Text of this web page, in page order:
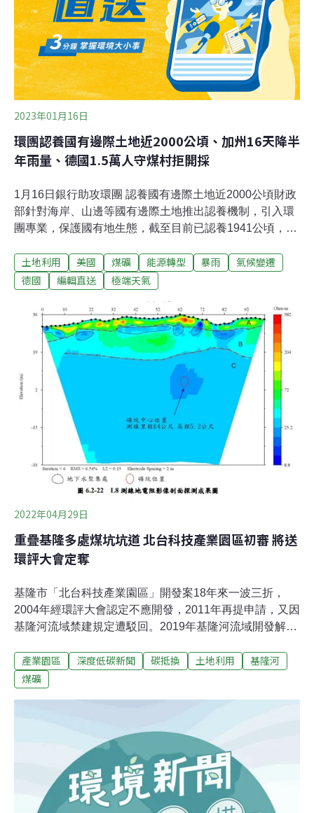
Tipping Point Film Festival）上週開跑，「煤電影」單元
系列的《猴硐煤鄉漫遊》，是影展唯一一部入選的台灣作
品，關注火力發電漸漸退場，隨著煤炭業沒落，傳統能源
如何面臨公正轉型。《猴硐煤鄉漫遊》由五個小短片組
成，透過
2023年01月16日
環團認養國有邊際土地近2000公頃、加州16天降半
年雨量、德國1.5萬人守煤村拒開採
1月16日銀行助攻環團 認養國有邊際土地近2000公頃財政
部針對海岸、山邊等國有邊際土地推出認養機制，引入環
團專業，保護國有地生態，截至目前已認養1941公頃，並
挹注在保育工作。 根據統計，截至去（2022）年12月
底，國產署已與環團簽訂認養契約11案，面積1941公頃，
贊助經費或合辦活動方式，與環團合作，財政部並於昨
（16日）舉辦成果發表會。（中央社報導）台南學甲畜牧
場預定地遭回填營建土石方 市府將開罰台南市府11日接獲
陳情學甲區豐和里畜牧場預定地疑遭回填營建剩餘土石
方，相關局處今天會勘，確認現場回填混凝土塊、磚塊及
碎石等營建剩餘土石方。市府指出，業者未經申請就在農
業用地回填土石方，不符合農業使用，已違反「農業發展
條例施行細則」2-1條，地政局將依法開罰並嚴求業者限期
改善。（中央社報導）
土地利用 美國 煤礦 能源轉型 暴雨
氣候變遷
德國
編輯直送 極端天氣
2022年04月29日
重疊基隆多處煤坑坑道 北台科技產業園區初審 將送
環評大會定奪
基隆市「北台科技產業園區」開發案18年來一波三折，
2004年經環評大會認定不應開發，2011年再提申請，又因
基隆河流域禁建規定遭駁回。2019年基隆河流域開發解
台科技產業園區（替代方案）環境影響說明書」環評初
審，由於開發基地就位於煤坑坑道上方，開發單位此次仍
科技園區」）位於基隆市安樂區、七堵區交界，基地面積
35.34公頃，開發單位、土地所有權人為萬海集團旗下的新
實運輸公司。由於該案基地坐落在自來水水質水量保護
區、都市計畫保護區，且位於煤坑坑道上方、卻未有保護
產業園區 深度低碳新聞 碳抵換 土地利用
基隆河
煤礦